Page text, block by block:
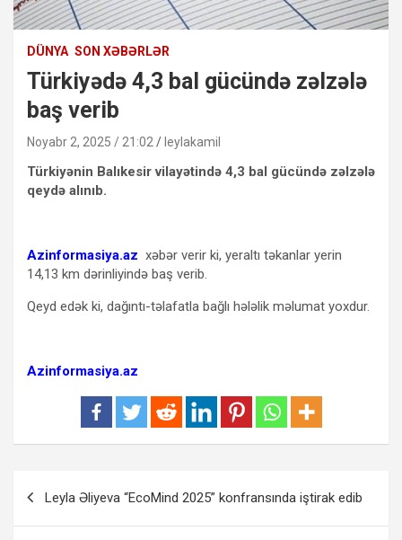
DÜNYA SON XƏBƏRLƏR
Türkiyədə 4,3 bal gücündə zəlzələ
baş verib
Noyabr 2, 2025 / 21:02 leylakamil
Türkiyənin Balıkesir vilayətində 4,3 bal gücündə zəlzələ
qeydə alınıb.
Azinformasiya.az xəbər verir ki, yeraltı təkanlar yerin
14,13 km dərinliyində baş verib.
Qeyd edək ki, dağıntı-təlafatla bağlı hələlik məlumat yoxdur.
Azinformasiya.az
naviqasiyası
Leyla Əliyeva “EcoMind 2025” konfransında iştirak edib